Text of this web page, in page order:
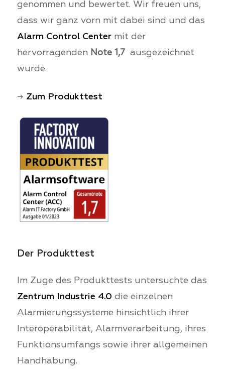
genommen und bewertet. Wir freuen uns,
dass wir ganz vorn mit dabei sind und das
Alarm Control Centermit der
hervorragenden Note 1,7ausgezeichnet
wurde.
→ Zum Produkttest
Der Produkttest
Im Zuge des Produkttests untersuchte das
Zentrum Industrie 4.0 die einzelnen
Alarmierungssysteme hinsichtlich ihrer
Interoperabilität, Alarmverarbeitung, ihres
Funktionsumfangs sowie ihrer allgemeinen
Handhabung.